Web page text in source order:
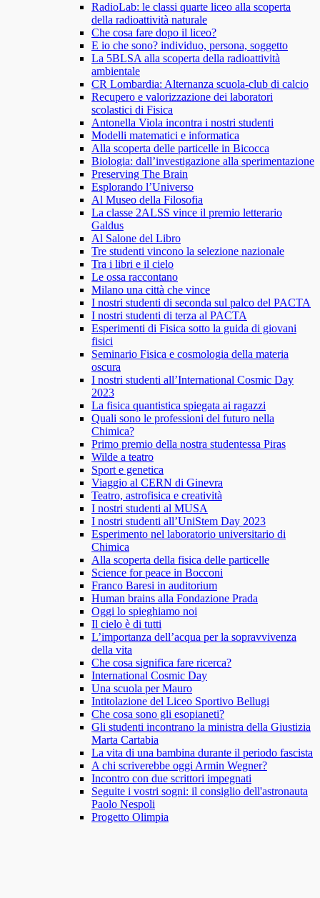
RadioLab: le classi quarte liceo alla scoperta
della radioattività naturale
Che cosa fare dopo il liceo?
E io che sono? individuo, persona, soggetto
La 5BLSA alla scoperta della radioattività
ambientale
CR Lombardia: Alternanza scuola-club di calcio
Recupero e valorizzazione dei laboratori
scolastici di Fisica
Antonella Viola incontra i nostri studenti
Modelli matematici e informatica
Alla scoperta delle particelle in Bicocca
Biologia: dall’investigazione alla sperimentazione
Preserving The Brain
Esplorando l’Universo
Al Museo della Filosofia
La classe 2ALSS vince il premio letterario
Galdus
Al Salone del Libro
Tre studenti vincono la selezione nazionale
Tra i libri e il cielo
Le ossa raccontano
Milano una città che vince
I nostri studenti di seconda sul palco del PACTA
I nostri studenti di terza al PACTA
Esperimenti di Fisica sotto la guida di giovani
fisici
Seminario Fisica e cosmologia della materia
oscura
I nostri studenti all’International Cosmic Day
2023
La fisica quantistica spiegata ai ragazzi
Quali sono le professioni del futuro nella
Chimica?
Primo premio della nostra studentessa Piras
Wilde a teatro
Sport e genetica
Viaggio al CERN di Ginevra
Teatro, astrofisica e creatività
I nostri studenti al MUSA
I nostri studenti all’UniStem Day 2023
Esperimento nel laboratorio universitario di
Chimica
Alla scoperta della fisica delle particelle
Science for peace in Bocconi
Franco Baresi in auditorium
Human brains alla Fondazione Prada
Oggi lo spieghiamo noi
Il cielo è di tutti
L’importanza dell’acqua per la sopravvivenza
della vita
Che cosa significa fare ricerca?
International Cosmic Day
Una scuola per Mauro
Intitolazione del Liceo Sportivo Bellugi
Che cosa sono gli esopianeti?
Gli studenti incontrano la ministra della Giustizia
Marta Cartabia
La vita di una bambina durante il periodo fascista
A chi scriverebbe oggi Armin Wegner?
Incontro con due scrittori impegnati
Seguite i vostri sogni: il consiglio dell'astronauta
Paolo Nespoli
Progetto Olimpia